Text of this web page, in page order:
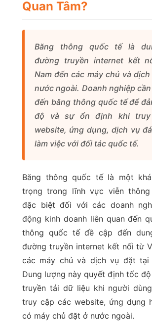
Quan Tâm?
Băng thông quốc tế là
đường truyền internet kết
Nam đến các máy chủ và
nước ngoài. Doanh nghiệp
đến băng thông quốc tế để
độ và sự ổn định khi truy
website, ứng dụng, dịch vụ
làm việc với đối tác quốc tế.
Băng thông quốc tế là một
trọng trong lĩnh vực viễn thông
đặc biệt đối với các doanh
động kinh doanh liên quan đến
thông quốc tế đề cập đến
đường truyền internet kết nối từ
các máy chủ và dịch vụ đặt tại
Dung lượng này quyết định tốc
truyền tải dữ liệu khi người
truy cập các website, ứng dụng
có máy chủ đặt ở nước ngoài.